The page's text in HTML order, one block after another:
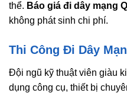
thể. Báo giá đi dây mạng
không phát sinh chi phí.
Thi Công Đi Dây
Đội ngũ kỹ thuật viên giàu
dụng công cụ, thiết bị